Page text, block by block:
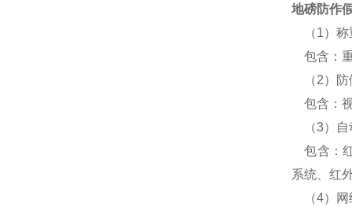
地磅防作
（1）称
包含：
（2）防
包含：
（3）自
包含：
系统、红
（4）网